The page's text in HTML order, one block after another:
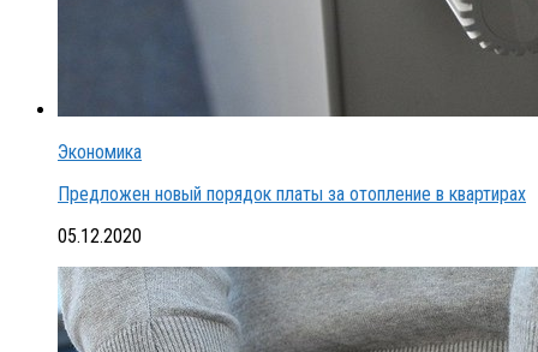
Экономика
Предложен новый порядок платы за отопление в квартирах
05.12.2020